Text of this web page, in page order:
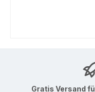
Gratis Versand